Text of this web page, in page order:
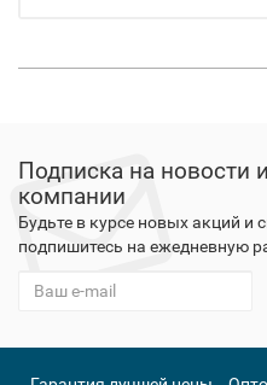
Подписка на новости
компании
Будьте в курсе новых акций и
подпишитесь на ежедневную